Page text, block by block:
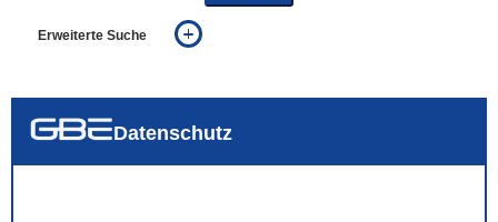
Erweiterte Suche
auch in allen Texten suchen (Volltextsuche)
Datenschutz